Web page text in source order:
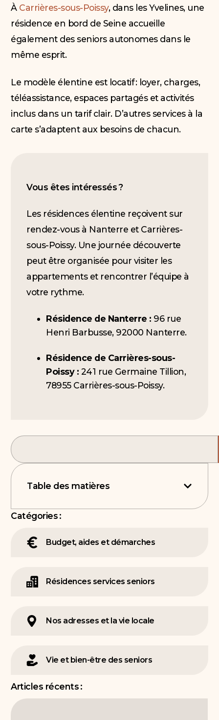
À Carrières-sous-Poissy, dans les Yvelines, une
résidence en bord de Seine accueille
également des seniors autonomes dans le
même esprit.
Le modèle élentine est locatif : loyer, charges,
téléassistance, espaces partagés et activités
inclus dans un tarif clair. D’autres services à la
carte s’adaptent aux besoins de chacun.
Vous êtes intéressés ?
Les résidences élentine reçoivent sur
rendez-vous à Nanterre et Carrières-
sous-Poissy. Une journée découverte
peut être organisée pour visiter les
appartements et rencontrer l’équipe à
votre rythme.
Résidence de Nanterre : 96 rue
Henri Barbusse, 92000 Nanterre.
Résidence de Carrières-sous-
Poissy : 241 rue Germaine Tillion,
78955 Carrières-sous-Poissy.
Table des matières
Catégories :
Budget, aides et démarches
Résidences services seniors
Nos adresses et la vie locale
Vie et bien-être des seniors
Articles récents :